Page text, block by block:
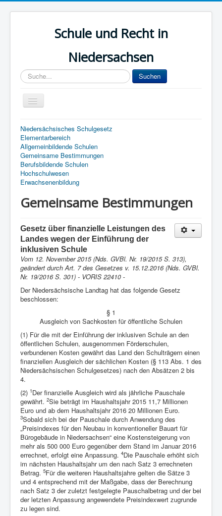
Schule und Recht in
Niedersachsen
Sucheingabe Suchen
Navigation
an/aus
Start
Lehrer
Dienstrecht
Elternrecht
Archiv
Anmelden
Aktuelle Seite: Startseite
Gemeinsame Bestimmungen
Schulorganisation
Gesetz über finanzielle Leistungen des Landes wegen der
Einführung der inklusiven Schule
Niedersächsisches Schulgesetz
Elementarbereich
Allgemeinbildende Schulen
Gemeinsame Bestimmungen
Berufsbildende Schulen
Hochschulwesen
Erwachsenenbildung
Gemeinsame Bestimmungen
Gesetz über finanzielle Leistungen des
Landes wegen der Einführung der
inklusiven Schule
Vom 12. November 2015 (Nds. GVBl. Nr. 19/2015 S. 313),
geändert durch Art. 7 des Gesetzes v. 15.12.2016 (Nds. GVBl.
Nr. 19/2016 S. 301) - VORIS 22410 -
Der Niedersächsische Landtag hat das folgende Gesetz
beschlossen:
§ 1
Ausgleich von Sachkosten für öffentliche Schulen
(1) Für die mit der Einführung der inklusiven Schule an den
öffentlichen Schulen, ausgenommen Förderschulen,
verbundenen Kosten gewährt das Land den Schulträgern einen
finanziellen Ausgleich der sächlichen Kosten (§ 113 Abs. 1 des
Niedersächsischen Schulgesetzes) nach den Absätzen 2 bis
4.
(2) 1Der finanzielle Ausgleich wird als jährliche Pauschale
gewährt. 2Sie beträgt im Haushaltsjahr 2015 11,7 Millionen
Euro und ab dem Haushaltsjahr 2016 20 Millionen Euro.
3Sobald sich bei der Pauschale durch Anwendung des
„Preisindexes für den Neubau in konventioneller Bauart für
Bürogebäude in Niedersachsen“ eine Kostensteigerung von
mehr als 500 000 Euro gegenüber dem Stand im Januar 2016
errechnet, erfolgt eine Anpassung. 4Die Pauschale erhöht sich
im nächsten Haushaltsjahr um den nach Satz 3 errechneten
Betrag. 5Für die weiteren Haushaltsjahre gelten die Sätze 3
und 4 entsprechend mit der Maßgabe, dass der Berechnung
nach Satz 3 der zuletzt festgelegte Pauschalbetrag und der bei
der letzten Anpassung angewendete Preisindexwert zugrunde
zu legen sind.